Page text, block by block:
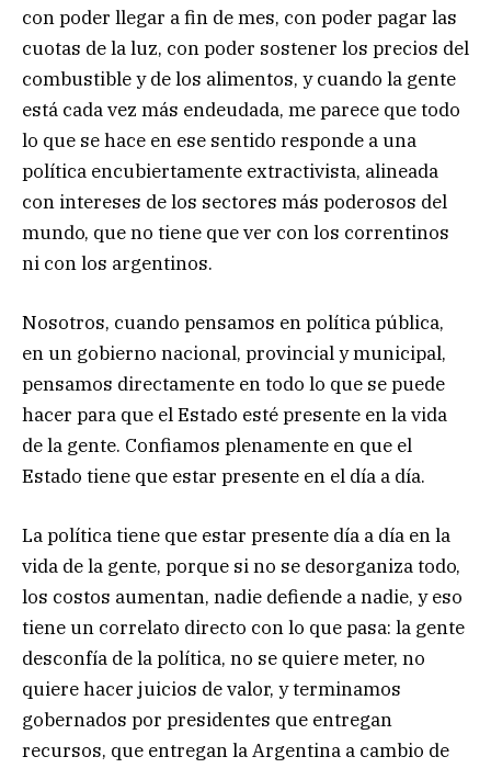
con poder llegar a fin de mes, con poder pagar las
cuotas de la luz, con poder sostener los precios del
combustible y de los alimentos, y cuando la gente
está cada vez más endeudada, me parece que todo
lo que se hace en ese sentido responde a una
política encubiertamente extractivista, alineada
con intereses de los sectores más poderosos del
mundo, que no tiene que ver con los correntinos
ni con los argentinos.
Nosotros, cuando pensamos en política pública,
en un gobierno nacional, provincial y municipal,
pensamos directamente en todo lo que se puede
hacer para que el Estado esté presente en la vida
de la gente. Confiamos plenamente en que el
Estado tiene que estar presente en el día a día.
La política tiene que estar presente día a día en la
vida de la gente, porque si no se desorganiza todo,
los costos aumentan, nadie defiende a nadie, y eso
tiene un correlato directo con lo que pasa: la gente
desconfía de la política, no se quiere meter, no
quiere hacer juicios de valor, y terminamos
gobernados por presidentes que entregan
recursos, que entregan la Argentina a cambio de